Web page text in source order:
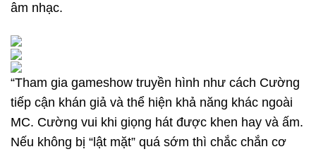
âm nhạc.
“Tham gia gameshow truyền hình như cách Cường
tiếp cận khán giả và thể hiện khả năng khác ngoài
MC. Cường vui khi giọng hát được khen hay và ấm.
Nếu không bị “lật mặt” quá sớm thì chắc chắn cơ